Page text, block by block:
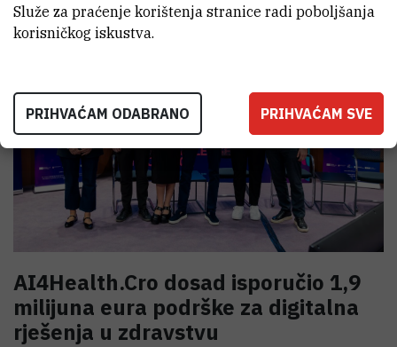
AI4Health.Cro dosad isporučio 1,9
milijuna eura podrške za digitalna
rješenja u zdravstvu
Služe za praćenje korištenja stranice radi poboljšanja
korisničkog iskustva.
PRIHVAĆAM ODABRANO PRIHVAĆAM SVE